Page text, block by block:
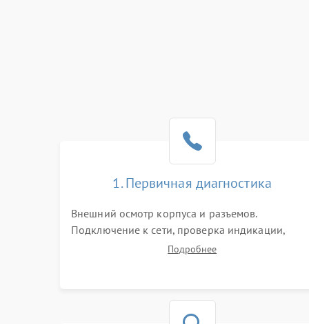
1. Первичная диагностика
Внешний осмотр корпуса и разъемов.
Подключение к сети, проверка индикации,
звуковых сигналов и кодов ошибок. Измерение
Подробнее